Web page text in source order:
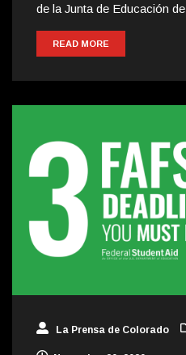
de la Junta de Educación de
READ MORE
La Prensa de Colorado